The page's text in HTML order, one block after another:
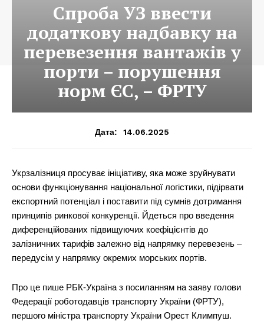
Спроба УЗ ввести
додаткову надбавку на
перевезення вантажів у
порти – порушення
норм ЄС, – ФРТУ
Дата: 14.06.2025
Укрзалізниця просуває ініціативу, яка може зруйнувати
основи функціонування національної логістики, підірвати
експортний потенціал і поставити під сумнів дотримання
принципів ринкової конкуренції. Йдеться про введення
диференційованих підвищуючих коефіцієнтів до
залізничних тарифів залежно від напрямку перевезень –
передусім у напрямку окремих морських портів.
Про це пише РБК-Україна з посиланням на заяву голови
Федерації роботодавців транспорту України (ФРТУ),
першого міністра транспорту України Орест Климпуш.